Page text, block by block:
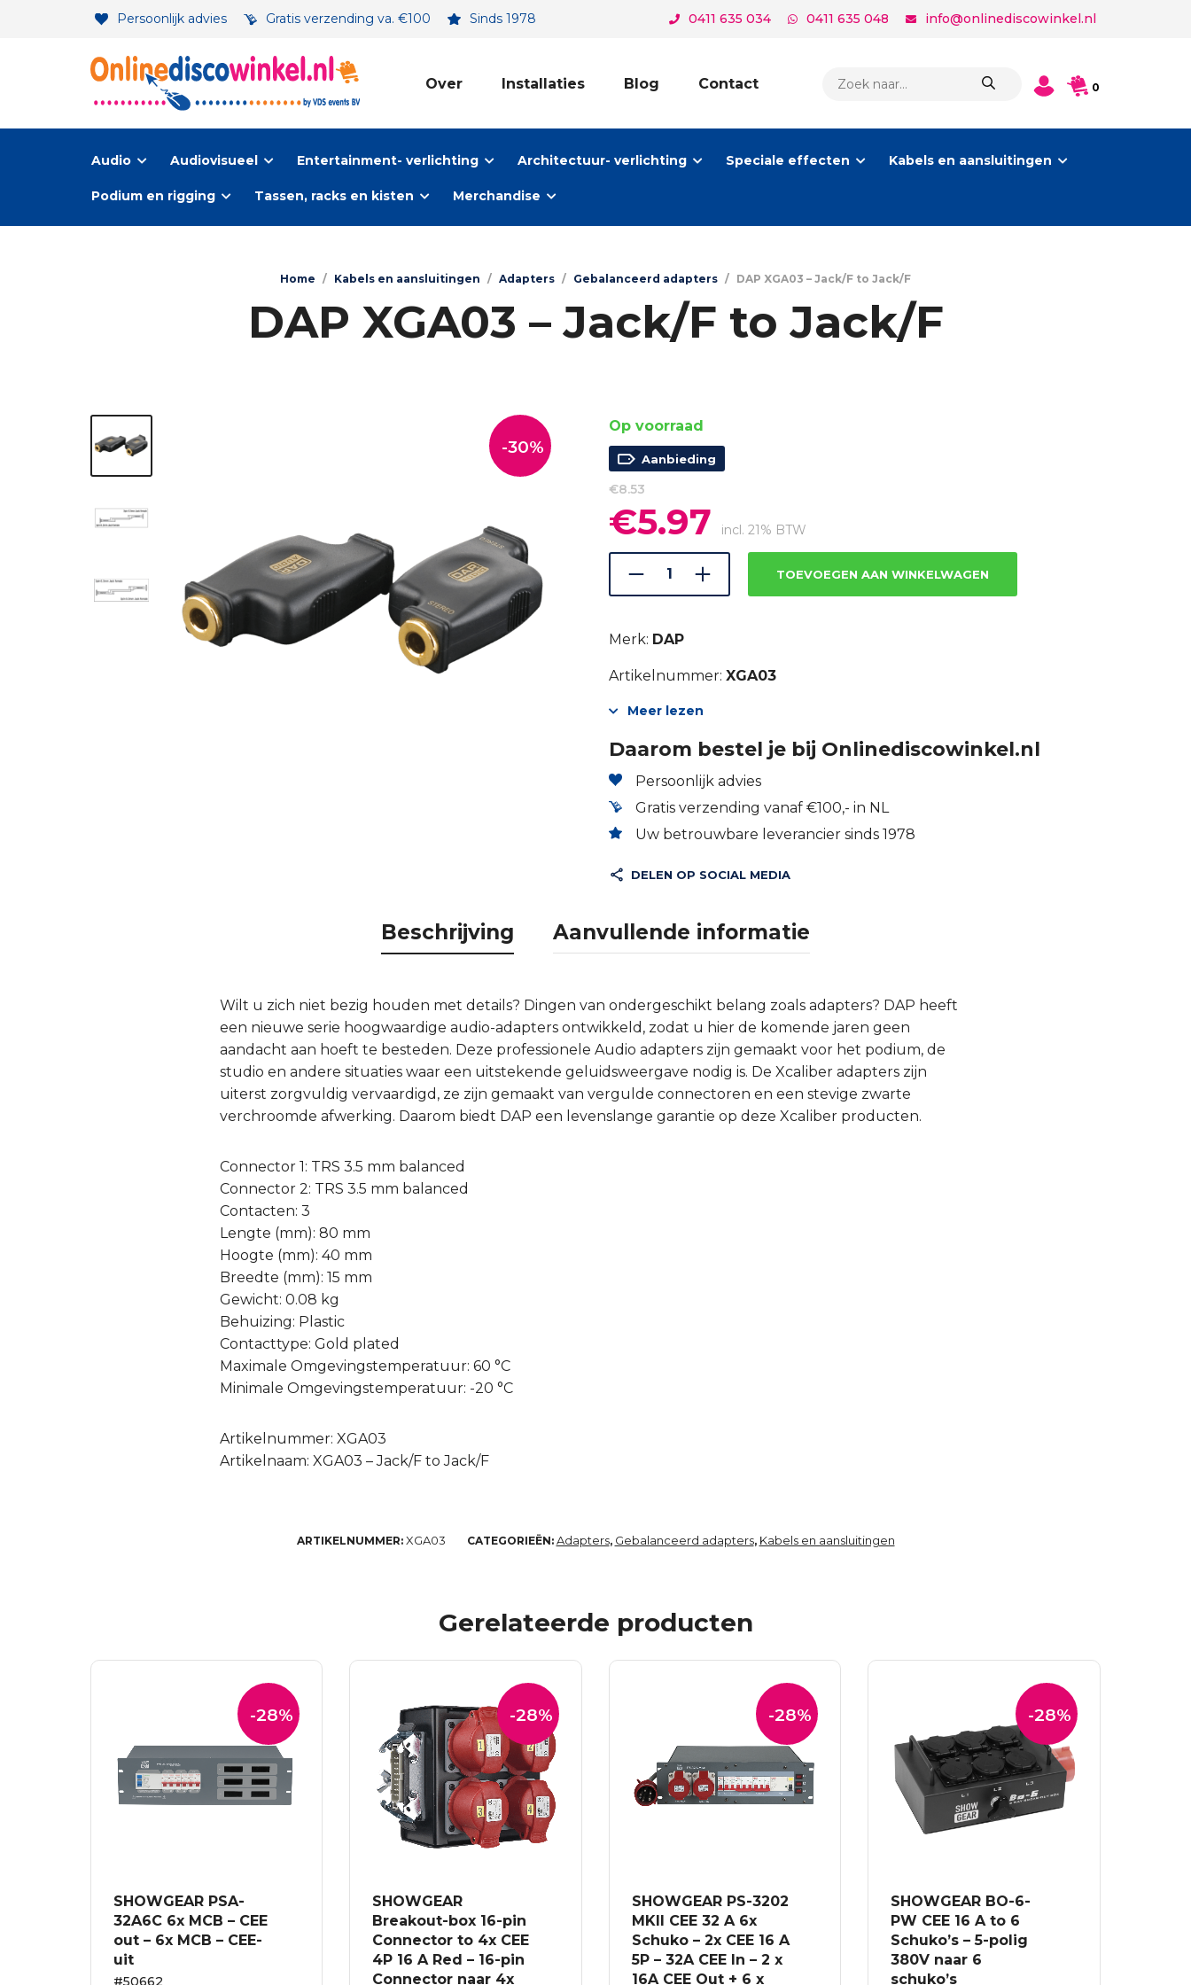
Persoonlijk advies Gratis verzending va. €100 Sinds 1978 0411 635 034 0411 635 048 info@onlinediscowinkel.nl
Over Installaties Blog Contact
ZOEKEN
0
Audio Audiovisueel Entertainment- verlichting Architectuur- verlichting Speciale effecten Kabels en aansluitingen
Podium en rigging Tassen, racks en kisten Merchandise
Home / Kabels en aansluitingen / Adapters / Gebalanceerd adapters / DAP XGA03 – Jack/F to Jack/F
DAP XGA03 – Jack/F to Jack/F
-30%
Op voorraad
Aanbieding
€8.53
Oorspronkelijke
prijs
was:
€8.53.
€5.97 prijs
is:
incl. 21% BTW
TOEVOEGEN AAN WINKELWAGEN
Merk: DAP
Artikelnummer: XGA03
Meer lezen
Daarom bestel je bij Onlinediscowinkel.nl
Persoonlijk advies
Gratis verzending vanaf €100,- in NL
Uw betrouwbare leverancier sinds 1978
DELEN OP SOCIAL MEDIA
Beschrijving Aanvullende informatie
Wilt u zich niet bezig houden met details? Dingen van ondergeschikt belang zoals adapters? DAP heeft
een nieuwe serie hoogwaardige audio-adapters ontwikkeld, zodat u hier de komende jaren geen
aandacht aan hoeft te besteden. Deze professionele Audio adapters zijn gemaakt voor het podium, de
studio en andere situaties waar een uitstekende geluidsweergave nodig is. De Xcaliber adapters zijn
uiterst zorgvuldig vervaardigd, ze zijn gemaakt van vergulde connectoren en een stevige zwarte
verchroomde afwerking. Daarom biedt DAP een levenslange garantie op deze Xcaliber producten.
Connector 1: TRS 3.5 mm balanced
Connector 2: TRS 3.5 mm balanced
Contacten: 3
Lengte (mm): 80 mm
Hoogte (mm): 40 mm
Breedte (mm): 15 mm
Gewicht: 0.08 kg
Behuizing: Plastic
Contacttype: Gold plated
Maximale Omgevingstemperatuur: 60 °C
Minimale Omgevingstemperatuur: -20 °C
Artikelnummer: XGA03
Artikelnaam: XGA03 – Jack/F to Jack/F
ARTIKELNUMMER: XGA03 CATEGORIEËN: Adapters, Gebalanceerd adapters, Kabels en aansluitingen
Gerelateerde producten
-28%
SHOWGEAR PSA-
32A6C 6x MCB – CEE
out – 6x MCB – CEE-
uit
#50662
-28%
SHOWGEAR
Breakout-box 16-pin
Connector to 4x CEE
4P 16 A Red – 16-pin
Connector naar 4x
-28%
SHOWGEAR PS-3202
MKII CEE 32 A 6x
Schuko – 2x CEE 16 A
5P – 32A CEE In – 2 x
16A CEE Out + 6 x
-28%
SHOWGEAR BO-6-
PW CEE 16 A to 6
Schuko’s – 5-polig
380V naar 6
schuko’s